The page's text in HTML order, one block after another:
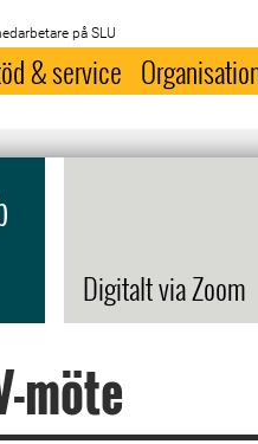
på SLU
& service
Digitalt via Zoom
möte